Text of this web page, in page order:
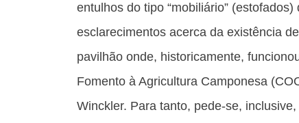
entulhos do tipo “mobiliário”
esclarecimentos acerca da existência
pavilhão onde, historicamente,
Fomento à Agricultura Camponesa
Winckler. Para tanto, pede-se,